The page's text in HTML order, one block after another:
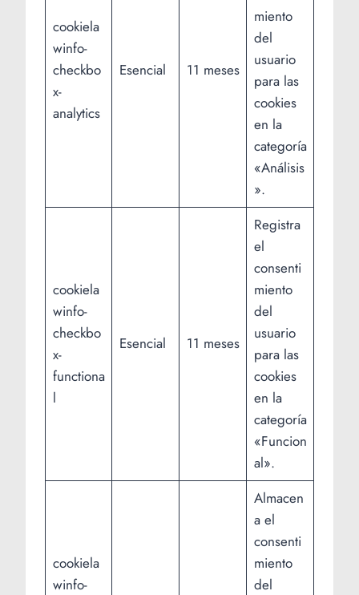
cookiela
winfo-
checkbo
x-
analytics
Esencial 11 meses
miento
del
usuario
para las
cookies
en la
categoría
«Análisis
».
cookiela
winfo-
checkbo
x-
functiona
l
Esencial 11 meses
Registra
el
consenti
miento
del
usuario
para las
cookies
en la
categoría
«Funcion
al».
cookiela
winfo-
Almacen
a el
consenti
miento
del